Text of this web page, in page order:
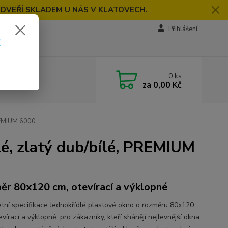
SKLADEM U NÁS V KLATOVECH.
Přihlášení
0 ks
za 0,00 Kč
6000
zlatý dub/bílé, PREMIUM
80x120 cm, otevírací a výklopné
specifikace Jednokřídlé plastové okno o rozměru 80x120
a výklopné. pro zákazníky, kteří shánějí nejlevnější okna